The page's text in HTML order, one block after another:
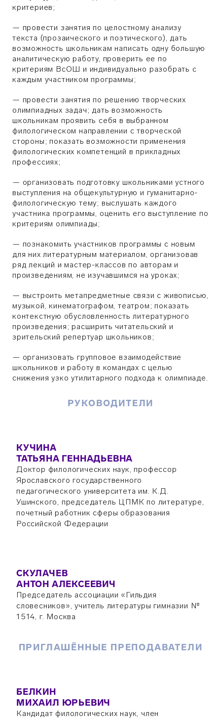
критериев;
— провести занятия по целостному анализу
текста (прозаического и поэтического), дать
возможность школьникам написать одну большую
аналитическую работу, проверить ее по
критериям ВсОШ и индивидуально разобрать с
каждым участником программы;
— провести занятия по решению творческих
олимпиадных задач; дать возможность
школьникам проявить себя в выбранном
филологическом направлении с творческой
стороны; показать возможности применения
филологических компетенций в прикладных
профессиях;
— организовать подготовку школьниками устного
выступления на общекультурную и гуманитарно-
филологическую тему; выслушать каждого
участника программы, оценить его выступление по
критериям олимпиады;
— познакомить участников программы с новым
для них литературным материалом, организовав
ряд лекций и мастер-классов по авторам и
произведениям, не изучавшимся на уроках;
— выстроить метапредметные связи с живописью,
музыкой, кинематографом, театром; показать
контекстную обусловленность литературного
произведения; расширить читательский и
зрительский репертуар школьников;
— организовать групповое взаимодействие
школьников и работу в командах с целью
снижения узко утилитарного подхода к олимпиаде.
РУКОВОДИТЕЛИ
КУЧИНА
ТАТЬЯНА ГЕННАДЬЕВНА
Доктор филологических наук, профессор
Ярославского государственного
педагогического университета им. К.Д.
Ушинского, председатель ЦПМК по литературе,
почетный работник сферы образования
Российской Федерации
СКУЛАЧЕВ
АНТОН АЛЕКСЕЕВИЧ
Председатель ассоциации «Гильдия
словесников», учитель литературы гимназии №
1514, г. Москва
ПРИГЛАШЁННЫЕ ПРЕПОДАВАТЕЛИ
БЕЛКИН
МИХАИЛ ЮРЬЕВИЧ
Кандидат филологических наук, член